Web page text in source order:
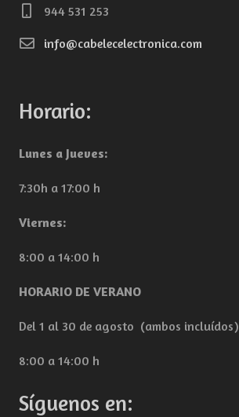
944 531 253
info@cabelecelectronica.com
Horario:
Lunes a Jueves:
7:30h a 17:00 h
Viernes:
8:00 a 14:00 h
HORARIO DE VERANO
Del 1 al 30 de agosto (ambos incluídos)
8:00 a 14:00 h
Síguenos en: